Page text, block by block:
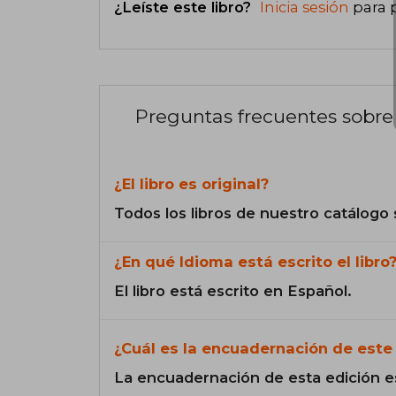
¿Leíste este libro? Inicia sesión para
Preguntas frecuentes sobre
¿El libro es original?
Todos los libros de nuestro catálogo
¿En qué Idioma está escrito el libro?
El libro está escrito en Español.
¿Cuál es la encuadernación de este
La encuadernación de esta edición